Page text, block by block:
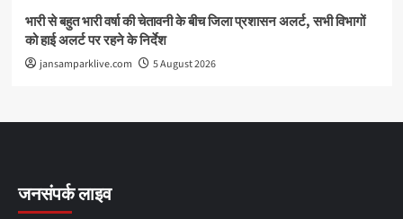
भारी से बहुत भारी वर्षा की चेतावनी के बीच जिला प्रशासन अलर्ट, सभी विभागों
को हाई अलर्ट पर रहने के निर्देश
jansamparklive.com 5 August 2026
जनसंपर्क लाइव